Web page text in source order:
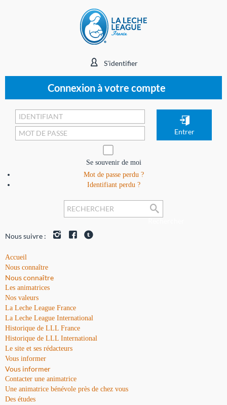
S'identifier
Connexion à votre compte
Se souvenir de moi
Mot de passe perdu ?
Identifiant perdu ?
Nous suivre :
Accueil
Nous connaître
Nous connaître
Les animatrices
Nos valeurs
La Leche League France
La Leche League International
Historique de LLL France
Historique de LLL International
Le site et ses rédacteurs
Vous informer
Vous informer
Contacter une animatrice
Une animatrice bénévole près de chez vous
Des études